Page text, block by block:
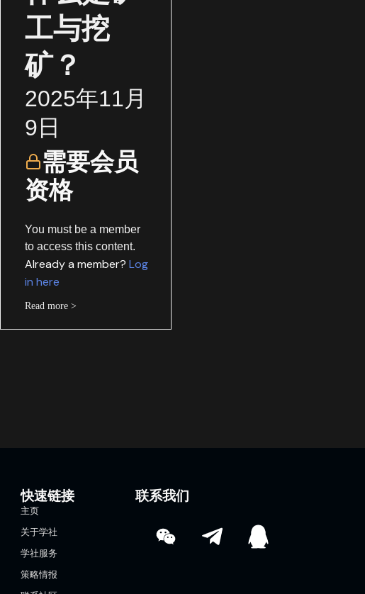
工与挖
矿？
2025年11月
9日
需要会员
资格
You must be a member
to access this content.
Already a member?Log
in here
Read more >
快速链接
主页
关于学社
学社服务
策略情报
联系我们